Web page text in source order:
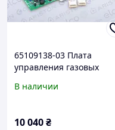
65109138-03 Плата
управления газовых
Premium, Genus Premium
В наличии
10 040₴